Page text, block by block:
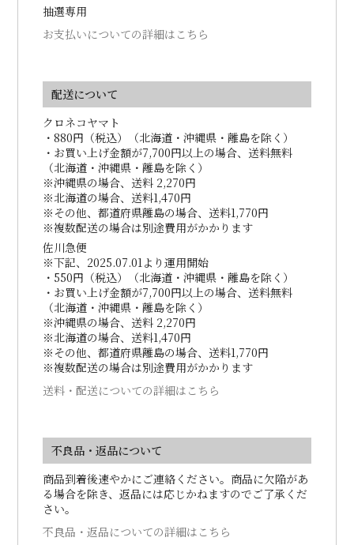
抽選専用
お支払いについての詳細はこちら
配送について
クロネコヤマト
・880円（税込）（北海道・沖縄県・離島を除く）
・お買い上げ金額が7,700円以上の場合、送料無料
（北海道・沖縄県・離島を除く）
※沖縄県の場合、送料 2,270円
※北海道の場合、送料1,470円
※その他、都道府県離島の場合、送料1,770円
※複数配送の場合は別途費用がかかります
佐川急便
※下記、2025.07.01より運用開始
・550円（税込）（北海道・沖縄県・離島を除く）
・お買い上げ金額が7,700円以上の場合、送料無料
（北海道・沖縄県・離島を除く）
※沖縄県の場合、送料 2,270円
※北海道の場合、送料1,470円
※その他、都道府県離島の場合、送料1,770円
※複数配送の場合は別途費用がかかります
送料・配送についての詳細はこちら
不良品・返品について
商品到着後速やかにご連絡ください。商品に欠陥があ
る場合を除き、返品には応じかねますのでご了承くだ
さい。
不良品・返品についての詳細はこちら